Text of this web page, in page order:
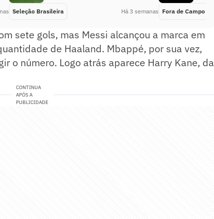
Seleção Brasileira Há 3 semanas Fora de Campo
sete gols, mas Messi alcançou a marca em
de Haaland. Mbappé, por sua vez,
o número. Logo atrás aparece Harry Kane, da
CONTINUA
APÓS A
PUBLICIDADE